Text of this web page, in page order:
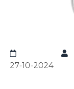
27-10-2024